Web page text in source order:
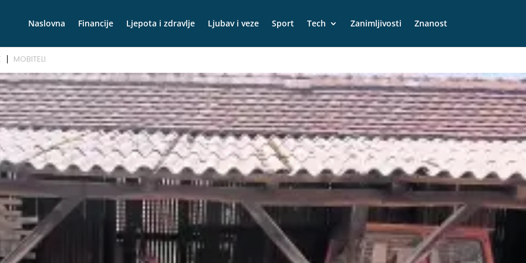
Naslovna Financije Ljepota i zdravlje Ljubav i veze Sport Tech Zanimljivosti Znanost